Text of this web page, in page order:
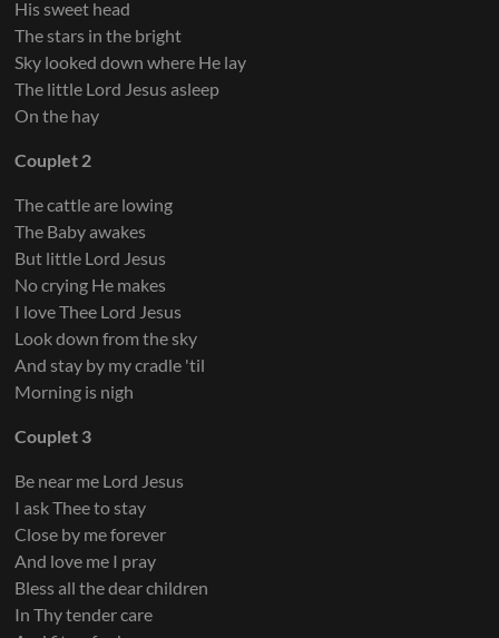
His sweet head
The stars in the bright
Sky looked down where He lay
The little Lord Jesus asleep
On the hay
Couplet 2
The cattle are lowing
The Baby awakes
But little Lord Jesus
No crying He makes
I love Thee Lord Jesus
Look down from the sky
And stay by my cradle 'til
Morning is nigh
Couplet 3
Be near me Lord Jesus
I ask Thee to stay
Close by me forever
And love me I pray
Bless all the dear children
In Thy tender care